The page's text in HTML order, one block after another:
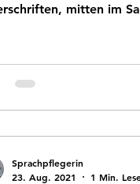
mitten im
Sprachpflegerin
23. Aug. 2021
1 Min.